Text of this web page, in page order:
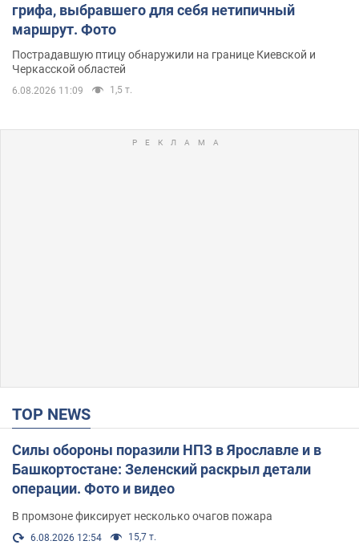
грифа, выбравшего для себя нетипичный
маршрут. Фото
Пострадавшую птицу обнаружили на границе Киевской и
Черкасской областей
6.08.2026 11:09 1,5 т.
TOP NEWS
Силы обороны поразили НПЗ в Ярославле и в
Башкортостане: Зеленский раскрыл детали
операции. Фото и видео
В промзоне фиксирует несколько очагов пожара
6.08.2026 12:54 15,7 т.